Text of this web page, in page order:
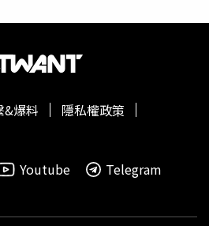
&爆料
隱私權政策
Youtube Telegram